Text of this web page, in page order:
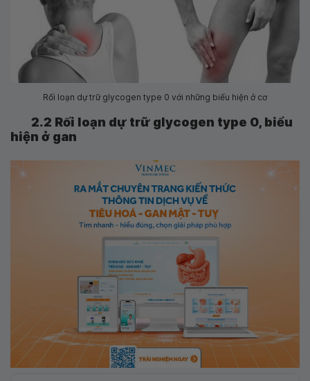
Rối loạn dự trữ glycogen type 0 với những biểu hiện ở cơ
2.2 Rối loạn dự trữ glycogen type 0, biểu
hiện ở gan